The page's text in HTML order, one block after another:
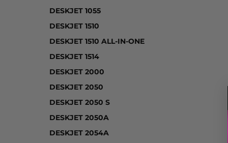
DESKJET 1055
DESKJET 1510
DESKJET 1510 ALL-IN-ONE
DESKJET 1514
DESKJET 2000
DESKJET 2050
DESKJET 2050 S
DESKJET 2050A
DESKJET 2054A